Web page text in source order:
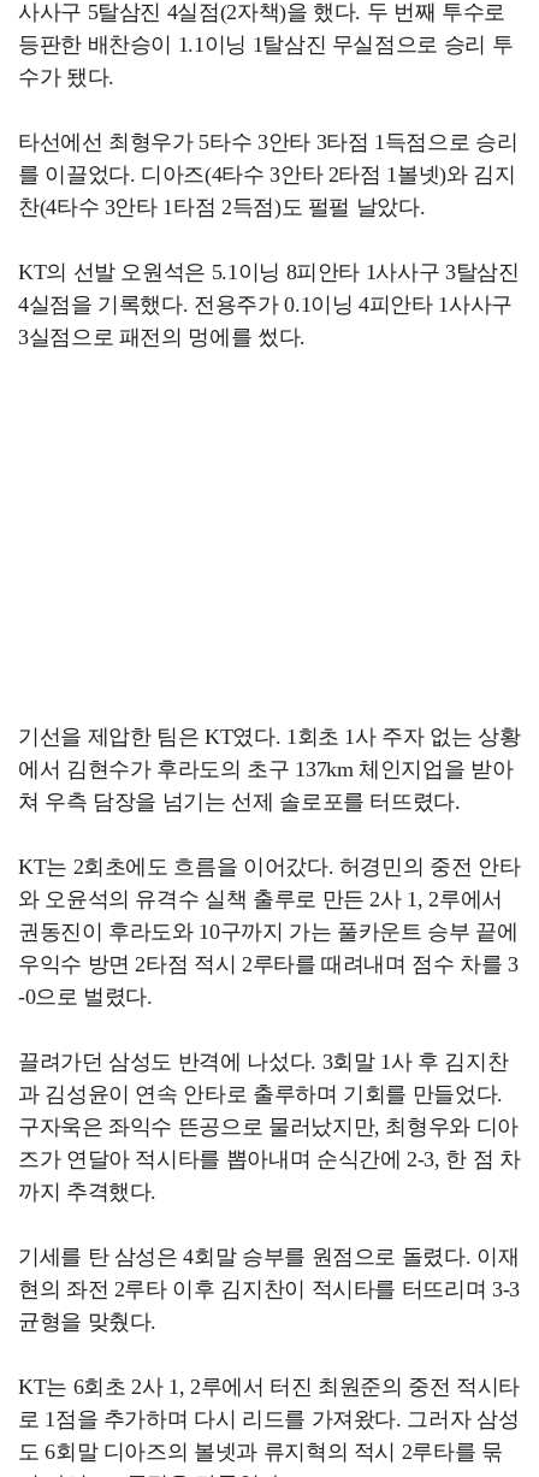
사사구 5탈삼진 4실점(2자책)을 했다. 두 번째 투수로
등판한 배찬승이 1.1이닝 1탈삼진 무실점으로 승리 투
수가 됐다.
타선에선 최형우가 5타수 3안타 3타점 1득점으로 승리
를 이끌었다. 디아즈(4타수 3안타 2타점 1볼넷)와 김지
찬(4타수 3안타 1타점 2득점)도 펄펄 날았다.
KT의 선발 오원석은 5.1이닝 8피안타 1사사구 3탈삼진
4실점을 기록했다. 전용주가 0.1이닝 4피안타 1사사구
3실점으로 패전의 멍에를 썼다.
기선을 제압한 팀은 KT였다. 1회초 1사 주자 없는 상황
에서 김현수가 후라도의 초구 137km 체인지업을 받아
쳐 우측 담장을 넘기는 선제 솔로포를 터뜨렸다.
KT는 2회초에도 흐름을 이어갔다. 허경민의 중전 안타
와 오윤석의 유격수 실책 출루로 만든 2사 1, 2루에서
권동진이 후라도와 10구까지 가는 풀카운트 승부 끝에
우익수 방면 2타점 적시 2루타를 때려내며 점수 차를 3
-0으로 벌렸다.
끌려가던 삼성도 반격에 나섰다. 3회말 1사 후 김지찬
과 김성윤이 연속 안타로 출루하며 기회를 만들었다.
구자욱은 좌익수 뜬공으로 물러났지만, 최형우와 디아
즈가 연달아 적시타를 뽑아내며 순식간에 2-3, 한 점 차
까지 추격했다.
기세를 탄 삼성은 4회말 승부를 원점으로 돌렸다. 이재
현의 좌전 2루타 이후 김지찬이 적시타를 터뜨리며 3-3
균형을 맞췄다.
KT는 6회초 2사 1, 2루에서 터진 최원준의 중전 적시타
로 1점을 추가하며 다시 리드를 가져왔다. 그러자 삼성
도 6회말 디아즈의 볼넷과 류지혁의 적시 2루타를 묶